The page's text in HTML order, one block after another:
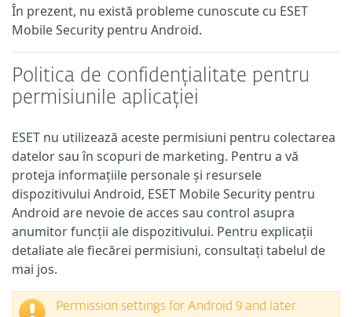
În prezent, nu există probleme cunoscute cu ESET
Mobile Security pentru Android.
Politica de confidențialitate pentru
permisiunile aplicației
ESET nu utilizează aceste permisiuni pentru colectarea
datelor sau în scopuri de marketing. Pentru a vă
proteja informațiile personale și resursele
dispozitivului Android, ESET Mobile Security pentru
Android are nevoie de acces sau control asupra
anumitor funcții ale dispozitivului. Pentru explicații
detaliate ale fiecărei permisiuni, consultați tabelul de
mai jos.
Permission settings for Android 9 and later